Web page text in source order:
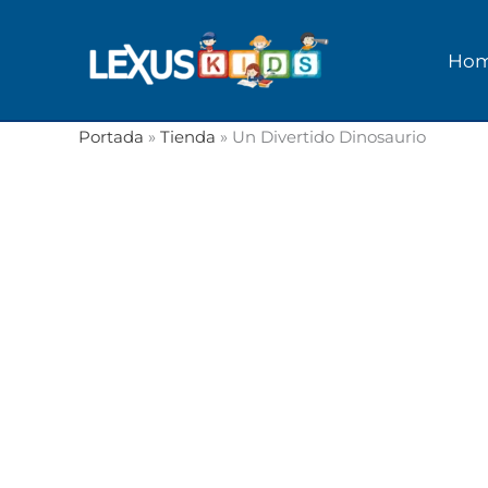
Portada » Tienda » Un Divertido Dinosaurio